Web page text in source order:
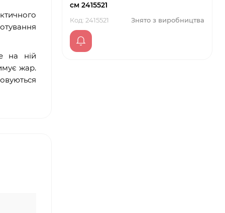
на ній
жар.
см 2415521
Код: 2415521 Знято з виробництва